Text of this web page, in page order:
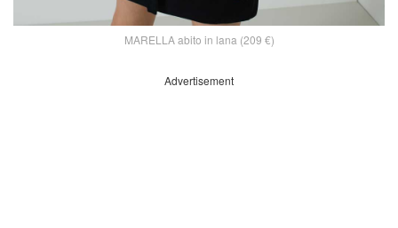
MARELLA abito in lana (209 €)
Advertisement